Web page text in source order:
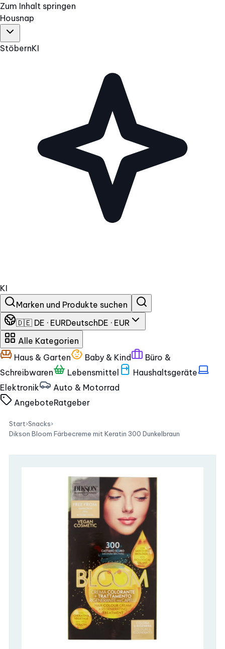
Zum Inhalt springen
Housnap
StöbernKI
KI
Marken und Produkte suchen
🇩🇪 DE · EURDeutschDE · EUR
Alle Kategorien
Haus & Garten
Baby & Kind
Büro &
Schreibwaren
Lebensmittel
Haushaltsgeräte
Elektronik
Auto & Motorrad
AngeboteRatgeber
Start›Snacks›
Dikson Bloom Färbecreme mit Keratin 300 Dunkelbraun